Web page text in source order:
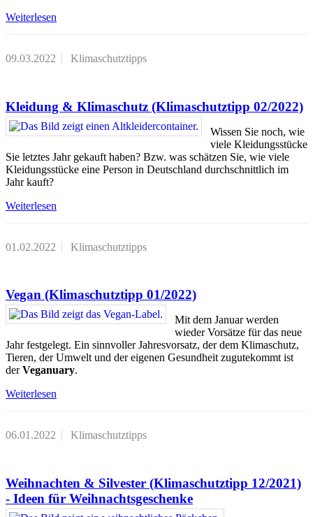
Weiterlesen
09.03.2022 Klimaschutztipps
Kleidung & Klimaschutz (Klimaschutztipp 02/2022)
Wissen Sie noch, wie
viele Kleidungsstücke
Sie letztes Jahr gekauft haben? Bzw. was schätzen Sie, wie viele
Kleidungsstücke eine Person in Deutschland durchschnittlich im
Jahr kauft?
Weiterlesen
01.02.2022 Klimaschutztipps
Vegan (Klimaschutztipp 01/2022)
Mit dem Januar werden
wieder Vorsätze für das neue
Jahr festgelegt. Ein sinnvoller Jahresvorsatz, der dem Klimaschutz,
Tieren, der Umwelt und der eigenen Gesundheit zugutekommt ist
derVeganuary.
Weiterlesen
06.01.2022 Klimaschutztipps
Weihnachten & Silvester (Klimaschutztipp 12/2021)
- Ideen für Weihnachtsgeschenke